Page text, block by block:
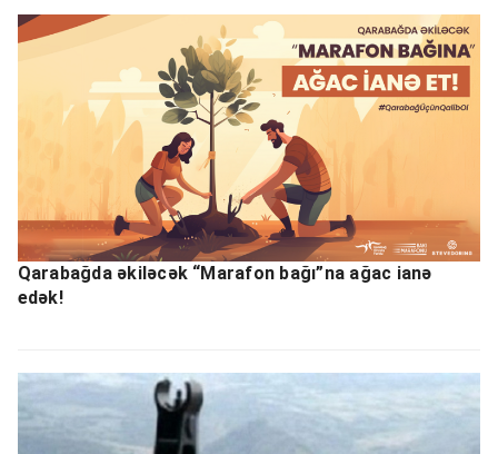
Qarabağda əkiləcək “Marafon bağı”na ağac ianə
edək!